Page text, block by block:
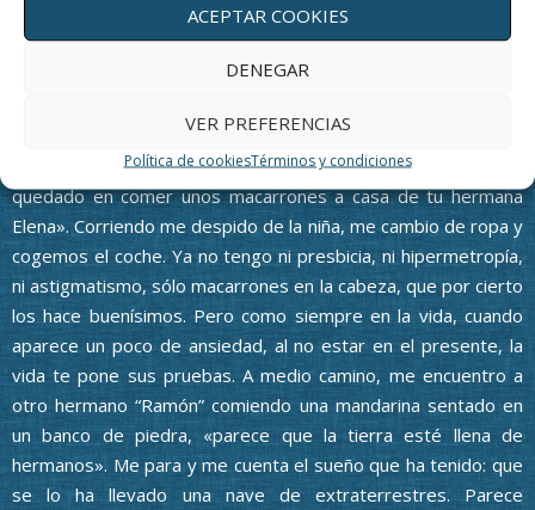
ACEPTAR COOKIES
DENEGAR
VER PREFERENCIAS
Política de cookiesTérminos y condiciones
última vez que la vi y sigue tan hermosa para mí como
siempre «once añitos”. Le propongo jugar con el freesbeck,
que es como un plato de plástico volador, seguramente es lo
todos los sueños siempre despiertas y esta vez despierto a
través de la voz de mi compañera, diciéndome “hemos
quedado en comer unos macarrones a casa de tu hermana
Elena». Corriendo me despido de la niña, me cambio de ropa y
cogemos el coche. Ya no tengo ni presbicia, ni hipermetropía,
ni astigmatismo, sólo macarrones en la cabeza, que por cierto
los hace buenísimos. Pero como siempre en la vida, cuando
aparece un poco de ansiedad, al no estar en el presente, la
vida te pone sus pruebas. A medio camino, me encuentro a
otro hermano “Ramón” comiendo una mandarina sentado en
un banco de piedra, «parece que la tierra esté llena de
hermanos». Me para y me cuenta el sueño que ha tenido: que
se lo ha llevado una nave de extraterrestres. Parece